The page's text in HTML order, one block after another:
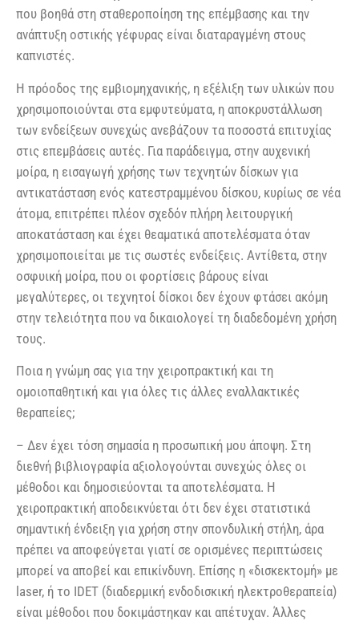
που βοηθά στη σταθεροποίηση της επέμβασης και την
ανάπτυξη οστικής γέφυρας είναι διαταραγμένη στους
καπνιστές.
Η πρόοδος της εμβιομηχανικής, η εξέλιξη των υλικών που
χρησιμοποιούνται στα εμφυτεύματα, η αποκρυστάλλωση
των ενδείξεων συνεχώς ανεβάζουν τα ποσοστά επιτυχίας
στις επεμβάσεις αυτές. Για παράδειγμα, στην αυχενική
μοίρα, η εισαγωγή χρήσης των τεχνητών δίσκων για
αντικατάσταση ενός κατεστραμμένου δίσκου, κυρίως σε νέα
άτομα, επιτρέπει πλέον σχεδόν πλήρη λειτουργική
αποκατάσταση και έχει θεαματικά αποτελέσματα όταν
χρησιμοποιείται με τις σωστές ενδείξεις. Αντίθετα, στην
οσφυική μοίρα, που οι φορτίσεις βάρους είναι
μεγαλύτερες, οι τεχνητοί δίσκοι δεν έχουν φτάσει ακόμη
στην τελειότητα που να δικαιολογεί τη διαδεδομένη χρήση
τους.
Ποια η γνώμη σας για την χειροπρακτική και τη
ομοιοπαθητική και για όλες τις άλλες εναλλακτικές
θεραπείες;
– Δεν έχει τόση σημασία η προσωπική μου άποψη. Στη
διεθνή βιβλιογραφία αξιολογούνται συνεχώς όλες οι
μέθοδοι και δημοσιεύονται τα αποτελέσματα. Η
χειροπρακτική αποδεικνύεται ότι δεν έχει στατιστικά
σημαντική ένδειξη για χρήση στην σπονδυλική στήλη, άρα
πρέπει να αποφεύγεται γιατί σε ορισμένες περιπτώσεις
μπορεί να αποβεί και επικίνδυνη. Επίσης η «δισκεκτομή» με
laser, ή το IDET (διαδερμική ενδοδισκική ηλεκτροθεραπεία)
είναι μέθοδοι που δοκιμάστηκαν και απέτυχαν. Άλλες